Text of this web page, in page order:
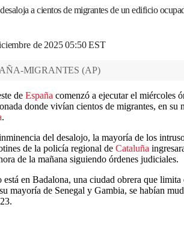
a cientos de migrantes de un edificio
de 2025 05:50 EST
MIGRANTES (AP)
de España comenzó a ejecutar el miércoles
donde vivían cientos de migrantes, en su
.
del desalojo, la mayoría de los
de la policía regional de Cataluña
de la mañana siguiendo órdenes judiciales.
está en Badalona, una ciudad obrera que
mayoría de Senegal y Gambia, se habían